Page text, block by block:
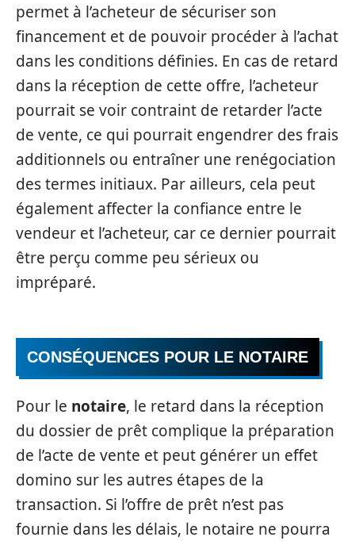
permet à l’acheteur de sécuriser son
financement et de pouvoir procéder à l’achat
dans les conditions définies. En cas de retard
dans la réception de cette offre, l’acheteur
pourrait se voir contraint de retarder l’acte
de vente, ce qui pourrait engendrer des frais
additionnels ou entraîner une renégociation
des termes initiaux. Par ailleurs, cela peut
également affecter la confiance entre le
vendeur et l’acheteur, car ce dernier pourrait
être perçu comme peu sérieux ou
impréparé.
CONSÉQUENCES POUR LE NOTAIRE
Pour le notaire, le retard dans la réception
du dossier de prêt complique la préparation
de l’acte de vente et peut générer un effet
domino sur les autres étapes de la
transaction. Si l’offre de prêt n’est pas
fournie dans les délais, le notaire ne pourra